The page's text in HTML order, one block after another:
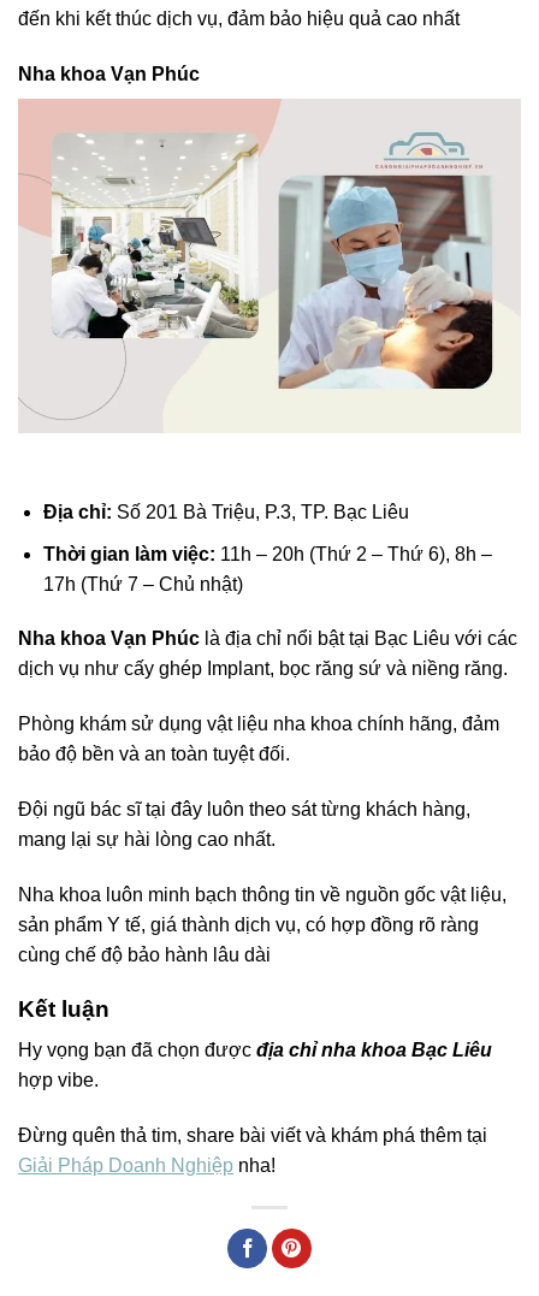
đến khi kết thúc dịch vụ, đảm bảo hiệu quả cao nhất
Nha khoa Vạn Phúc
Địa chỉ: Số 201 Bà Triệu, P.3, TP. Bạc Liêu
Thời gian làm việc: 11h – 20h (Thứ 2 – Thứ 6), 8h –
17h (Thứ 7 – Chủ nhật)
Nha khoa Vạn Phúc là địa chỉ nổi bật tại Bạc Liêu với các
dịch vụ như cấy ghép Implant, bọc răng sứ và niềng răng.
Phòng khám sử dụng vật liệu nha khoa chính hãng, đảm
bảo độ bền và an toàn tuyệt đối.
Đội ngũ bác sĩ tại đây luôn theo sát từng khách hàng,
mang lại sự hài lòng cao nhất.
Nha khoa luôn minh bạch thông tin về nguồn gốc vật liệu,
sản phẩm Y tế, giá thành dịch vụ, có hợp đồng rõ ràng
cùng chế độ bảo hành lâu dài
Kết luận
Hy vọng bạn đã chọn được địa chỉ nha khoa Bạc Liêu
hợp vibe.
Đừng quên thả tim, share bài viết và khám phá thêm tại
Giải Pháp Doanh Nghiệp nha!